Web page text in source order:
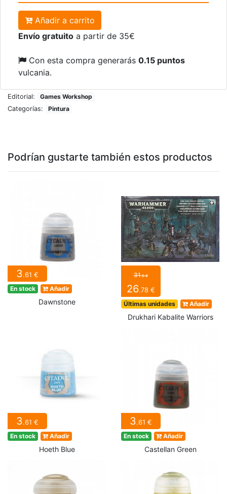
Añadir a carrito
Envío gratuito a partir de 35€
Con esta compra generarás 0.15 puntos
vulcania.
Editorial:
Games Workshop
Categorías:
Pintura
Podrían gustarte también estos productos
3.61 €
En stock Añadir
Dawnstone
31.5 €
26.78 €
Últimas unidades Añadir
Drukhari Kabalite Warriors
3.61 €
En stock Añadir
Hoeth Blue
3.61 €
En stock Añadir
Castellan Green